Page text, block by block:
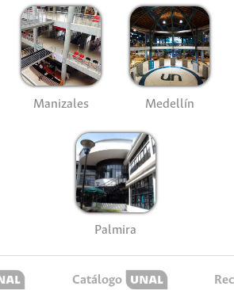
Manizales Medellín
Palmira
Catálogo